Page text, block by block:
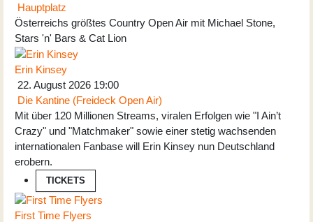
Hauptplatz
Österreichs größtes Country Open Air mit Michael Stone,
Stars 'n' Bars & Cat Lion
Erin Kinsey
22. August 2026 19:00
Die Kantine (Freideck Open Air)
Mit über 120 Millionen Streams, viralen Erfolgen wie "I Ain’t
Crazy" und "Matchmaker" sowie einer stetig wachsenden
internationalen Fanbase will Erin Kinsey nun Deutschland
erobern.
TICKETS
First Time Flyers